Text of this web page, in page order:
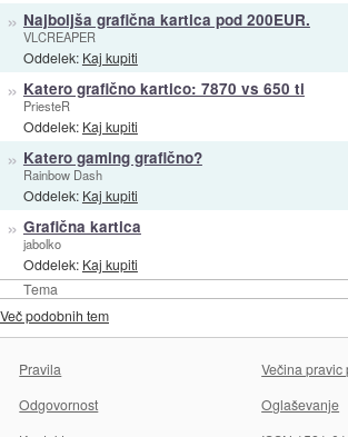
Tema
» Najboljša grafična kartica pod 200EUR.
VLCREAPER
Oddelek: Kaj kupiti
» Katero grafično kartico: 7870 vs 650 ti
PriesteR
Oddelek: Kaj kupiti
» Katero gaming grafično?
Rainbow Dash
Oddelek: Kaj kupiti
» Grafična kartica
jabolko
Oddelek: Kaj kupiti
Več podobnih tem
Pravila
Večina pravic
Odgovornost
Oglaševanje